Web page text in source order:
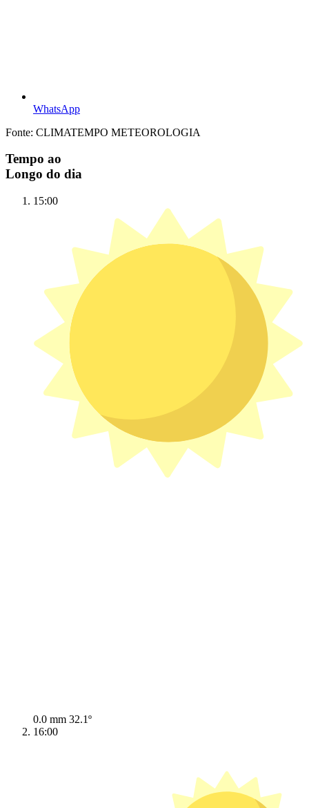
WhatsApp
Fonte: CLIMATEMPO METEOROLOGIA
Tempo ao
Longo do dia
15:00
0.0 mm 32.1º
16:00